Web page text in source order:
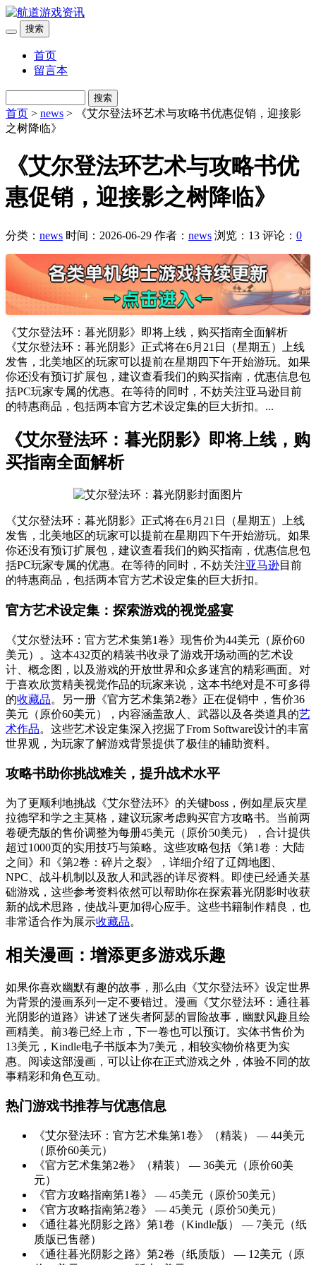
搜索
首页
留言本
搜索
首页 > news > 《艾尔登法环艺术与攻略书优惠促销，迎接影
之树降临》
《艾尔登法环艺术与攻略书优
惠促销，迎接影之树降临》
分类： news 时间：2026-06-29 作者： news 浏览：13 评论： 0
《艾尔登法环：暮光阴影》即将上线，购买指南全面解析
《艾尔登法环：暮光阴影》正式将在6月21日（星期五）上线
发售，北美地区的玩家可以提前在星期四下午开始游玩。如果
你还没有预订扩展包，建议查看我们的购买指南，优惠信息包
括PC玩家专属的优惠。在等待的同时，不妨关注亚马逊目前
的特惠商品，包括两本官方艺术设定集的巨大折扣。...
《艾尔登法环：暮光阴影》即将上线，购
买指南全面解析
《艾尔登法环：暮光阴影》正式将在6月21日（星期五）上线
发售，北美地区的玩家可以提前在星期四下午开始游玩。如果
你还没有预订扩展包，建议查看我们的购买指南，优惠信息包
括PC玩家专属的优惠。在等待的同时，不妨关注亚马逊目前
的特惠商品，包括两本官方艺术设定集的巨大折扣。
官方艺术设定集：探索游戏的视觉盛宴
《艾尔登法环：官方艺术集第1卷》现售价为44美元（原价60
美元）。这本432页的精装书收录了游戏开场动画的艺术设
计、概念图，以及游戏的开放世界和众多迷宫的精彩画面。对
于喜欢欣赏精美视觉作品的玩家来说，这本书绝对是不可多得
的收藏品。另一册《官方艺术集第2卷》正在促销中，售价36
美元（原价60美元），内容涵盖敌人、武器以及各类道具的艺
术作品。这些艺术设定集深入挖掘了From Software设计的丰富
世界观，为玩家了解游戏背景提供了极佳的辅助资料。
攻略书助你挑战难关，提升战术水平
为了更顺利地挑战《艾尔登法环》的关键boss，例如星辰灾星
拉德罕和学之主莫格，建议玩家考虑购买官方攻略书。当前两
卷硬壳版的售价调整为每册45美元（原价50美元），合计提供
超过1000页的实用技巧与策略。这些攻略包括《第1卷：大陆
之间》和《第2卷：碎片之裂》，详细介绍了辽阔地图、
NPC、战斗机制以及敌人和武器的详尽资料。即使已经通关基
础游戏，这些参考资料依然可以帮助你在探索暮光阴影时收获
新的战术思路，使战斗更加得心应手。这些书籍制作精良，也
非常适合作为展示收藏品。
相关漫画：增添更多游戏乐趣
如果你喜欢幽默有趣的故事，那么由《艾尔登法环》设定世界
为背景的漫画系列一定不要错过。漫画《艾尔登法环：通往暮
光阴影的道路》讲述了迷失者阿瑟的冒险故事，幽默风趣且绘
画精美。前3卷已经上市，下一卷也可以预订。实体书售价为
13美元，Kindle电子书版本为7美元，相较实物价格更为实
惠。阅读这部漫画，可以让你在正式游戏之外，体验不同的故
事精彩和角色互动。
热门游戏书推荐与优惠信息
《艾尔登法环：官方艺术集第1卷》（精装） — 44美元
（原价60美元）
《官方艺术集第2卷》（精装） — 36美元（原价60美
元）
《官方攻略指南第1卷》 — 45美元（原价50美元）
《官方攻略指南第2卷》 — 45美元（原价50美元）
《通往暮光阴影之路》第1卷（Kindle版） — 7美元（纸
质版已售罄）
《通往暮光阴影之路》第2卷（纸质版） — 12美元（原